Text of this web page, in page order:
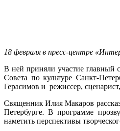
18 февраля в пресс-центре
В ней приняли участие главный
Совета по культуре Санкт-
Герасимов и режиссер,
Священник Илия Макаров
Петербурге. В программе
наметить перспективы